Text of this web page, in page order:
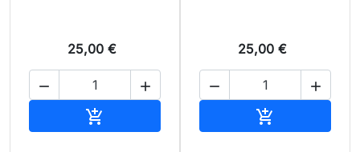
25,00 €
 

25,00 €
 
